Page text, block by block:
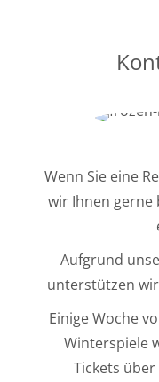
Wenn Sie eine
wir Ihnen gerne
Aufgrund
unterstützen
Einige Woche
Winterspiele
Tickets